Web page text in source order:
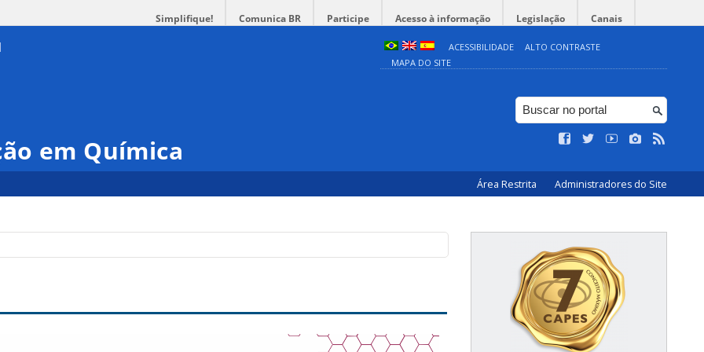
Simplifique! Comunica BR Participe Acesso à informação Legislação Canais
ACESSIBILIDADE
ALTO CONTRASTE
MAPA DO SITE
em Química
Área Restrita Administradores do Site